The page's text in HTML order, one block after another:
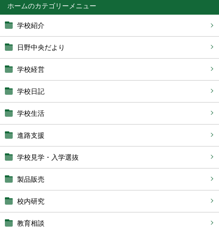
ホーム
学校紹介
日野中央だより
学校経営
学校日記
学校生活
進路支援
学校見学・入学選抜
製品販売
校内研究
教育相談